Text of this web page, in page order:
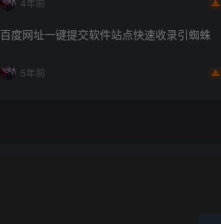
4年前
百度网址一键提交软件站点快速收录引蜘蛛
5年前